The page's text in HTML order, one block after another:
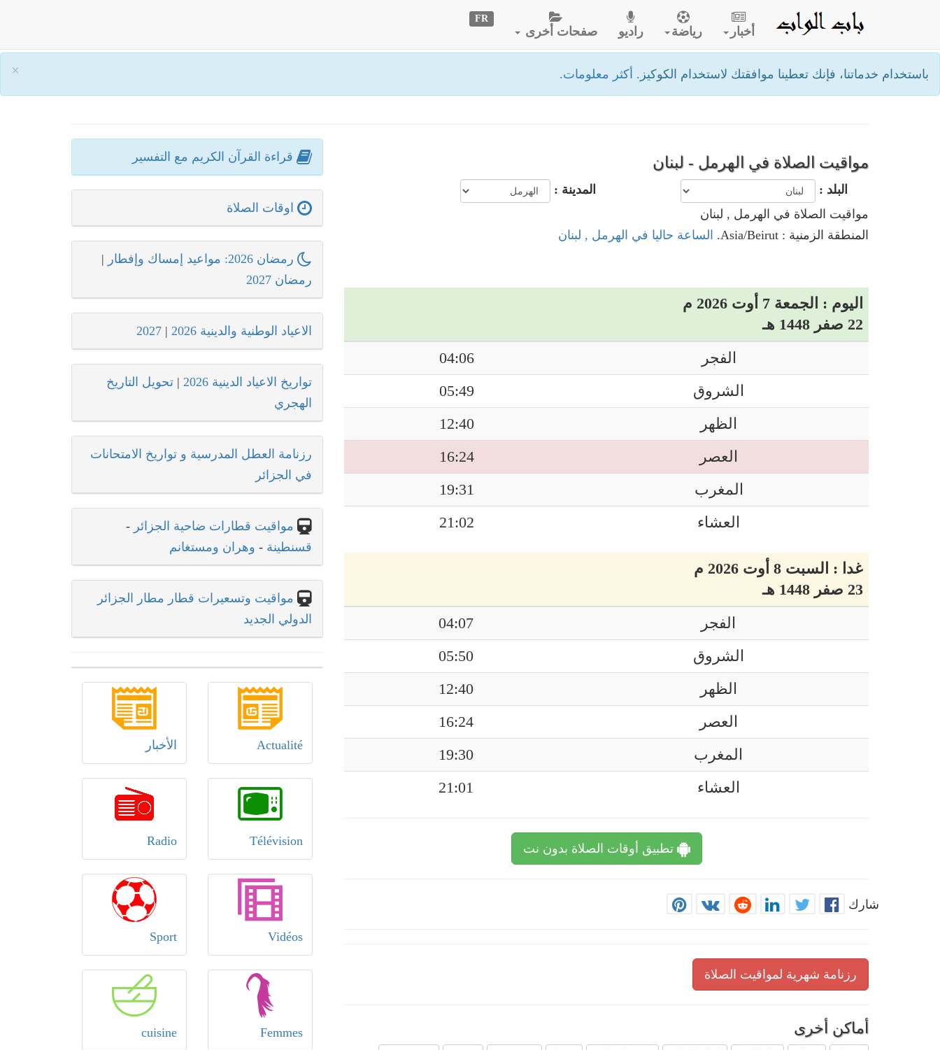
× باستخدام خدماتنا، فإنك تعطينا موافقتك لاستخدام الكوكيز. أكثر معلومات.
أخبار رياضة راديو صفحات أخرى
FR
مواقيت الصلاة في الهرمل - لبنان
البلد :
المدينة :
مواقيت الصلاة في الهرمل , لبنان
المنطقة الزمنية : Asia/Beirut.
الساعة حاليا في الهرمل , لبنان
اليوم : الجمعة 7 أوت 2026 م
22 صفر 1448 هـ
الفجر
04:06
الشروق
05:49
الظهر
12:40
العصر
16:24
المغرب
19:31
العشاء
21:02
غدا : السبت 8 أوت 2026 م
23 صفر 1448 هـ
الفجر
04:07
الشروق
05:50
الظهر
12:40
العصر
16:24
المغرب
19:30
العشاء
21:01
تطبيق أوقات الصلاة بدون نت
شارك
رزنامة شهرية لمواقيت الصلاة
أماكن أخرى
قراءة القرآن الكريم مع التفسير
اوقات الصلاة
رمضان 2026: مواعيد إمساك وإفطار
|
رمضان 2027
الاعياد الوطنية والدينية 2026 |
2027
تواريخ الاعياد الدينية 2026 | تحويل التاريخ
الهجري
رزنامة العطل المدرسية و تواريخ الامتحانات
في الجزائر
مواقيت قطارات ضاحية الجزائر -
قسنطينة - وهران ومستغانم
مواقيت وتسعيرات قطار مطار الجزائر
الدولي الجديد
Actualité الأخبار
Télévision
Radio
Vidéos
Sport
Femmes
cuisine